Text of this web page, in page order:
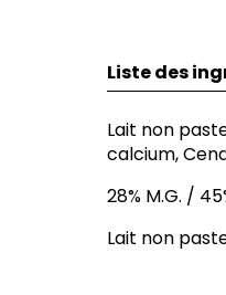
Liste des
Lait non
calcium,
28% M.G. /
Lait non